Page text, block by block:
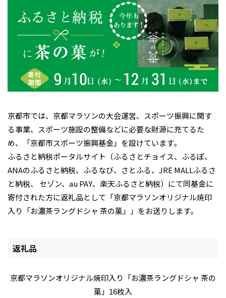
京都市では、京都マラソンの大会運営、スポーツ振興に関す
る事業、スポーツ施設の整備などに必要な財源に充てるた
め、「京都市スポーツ振興基金」を設けています。
ふるさと納税ポータルサイト（ふるさとチョイス、ふるぽ、
ANAのふるさと納税、ふるなび、さとふる、JRE MALLふるさ
と納税、
セゾン、au PAY、楽天ふるさと納税）にて同基金に
寄付された方に返礼品として「京都マラソンオリジナル焼印
入り「お濃茶ラングドシャ 茶の菓」」をお送りします。
返礼品
京都マラソンオリジナル焼印入り「お濃茶ラングドシャ 茶の
菓」16枚入